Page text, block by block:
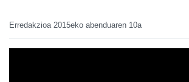
Erredakzioa 2015eko abenduaren 10a